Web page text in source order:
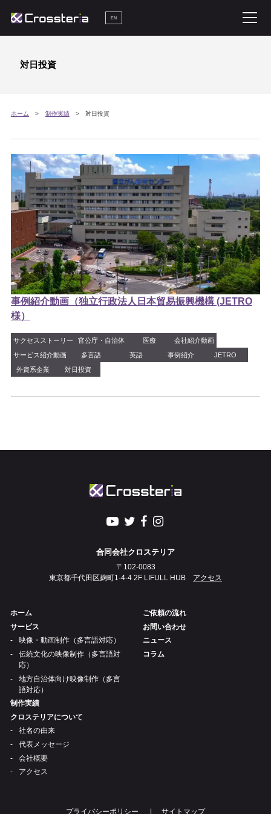
EN
対日投資
ホーム 制作実績 対日投資
事例紹介動画（独立行政法人日本貿易振興機構 (JETRO
様）
サクセスストーリー 官公庁・自治体 医療
会社紹介動画
サービス紹介動画
多言語 英語 事例紹介
JETRO
外資系企業
対日投資
合同会社クロステリア
〒102-0083
東京都千代田区麹町1-4-4 2F LIFULL HUB アクセス
ホーム
サービス
映像・動画制作（多言語対応）
伝統文化の映像制作（多言語対
応）
地方自治体向け映像制作（多言
語対応）
制作実績
クロステリアについて
社名の由来
代表メッセージ
会社概要
アクセス
ご依頼の流れ
お問い合わせ
ニュース
コラム
プライバシーポリシー サイトマップ